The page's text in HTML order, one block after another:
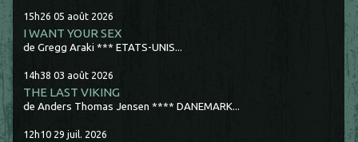
15h26 05 août 2026
I WANT YOUR SEX
de Gregg Araki *** ETATS-UNIS...
14h38 03 août 2026
THE LAST VIKING
de Anders Thomas Jensen **** DANEMARK...
12h10 29 juil. 2026